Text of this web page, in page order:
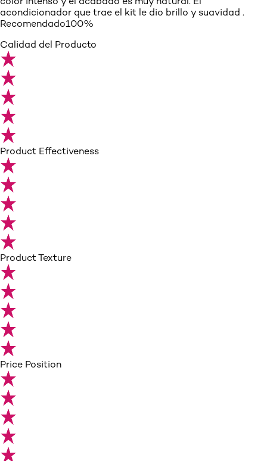
acondicionador que trae el kit le dio brillo y suavidad .
Recomendado100%
Calidad del Producto
Product Effectiveness
Product Texture
Price Position